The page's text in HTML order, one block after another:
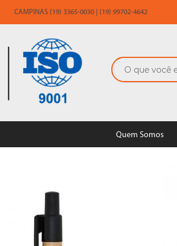
CAMPINAS (19) 3365-0030 | (19) 99702-4642
Quem Somos